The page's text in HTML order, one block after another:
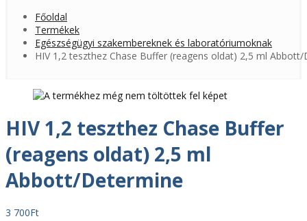
Főoldal
Termékek
Egészségügyi szakembereknek és laboratóriumoknak
HIV 1,2 teszthez Chase Buffer (reagens oldat) 2,5 ml
HIV 1,2 teszthez Chase Buffer
(reagens oldat) 2,5 ml
Abbott/Determine
3 700Ft